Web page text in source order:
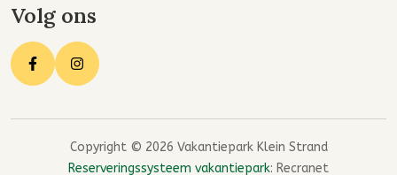
Volg ons
Copyright © 2026 Vakantiepark Klein Strand
Reserveringssysteem vakantiepark: Recranet